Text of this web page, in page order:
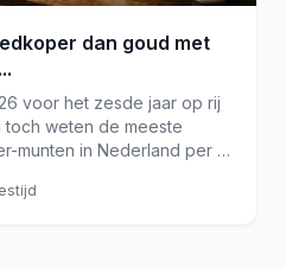
dan goud met
voor het zesde jaar op rij
weten de meeste
munten in Nederland per 1
verhoogt.